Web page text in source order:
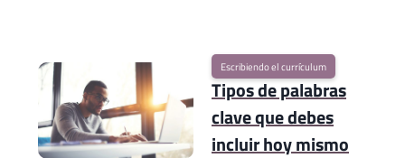
Escribiendo el currículum
Tipos de palabras
clave que debes
incluir hoy mismo